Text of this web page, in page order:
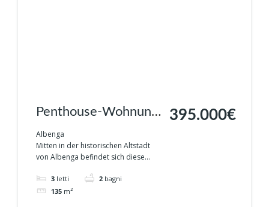
Penthouse-Wohnung
im Herzen der
Altstadt von Albenga
Albenga
Mitten in der historischen Altstadt
von Albenga befindet sich diese...
3 letti 2 bagni
135 m²
395.000€